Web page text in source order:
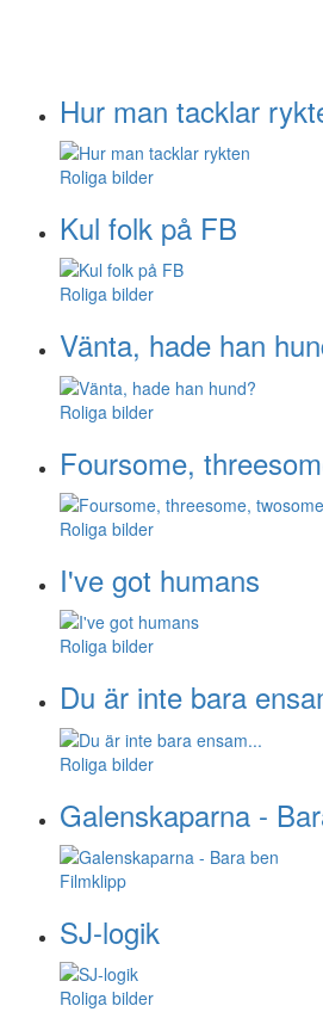
Hur man tacklar
Roliga bilder
Kul folk på FB
Roliga bilder
Vänta, hade han
Roliga bilder
Foursome,
Roliga bilder
I've got humans
Roliga bilder
Du är inte bara
Roliga bilder
Galenskaparna -
Filmklipp
SJ-logik
Roliga bilder